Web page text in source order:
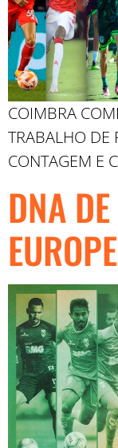
COIMBRA
TRABALHO DE
CONTAGEM E
DNA